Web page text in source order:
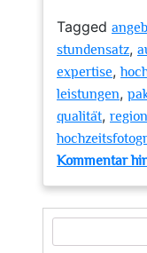
Tagged
stundensatz,
expertise,
leistungen,
qualität, region
Kommentar